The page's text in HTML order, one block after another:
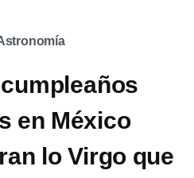
en México
lo Virgo que